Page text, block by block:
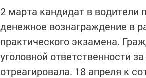
2 марта кандидат в водители
денежное вознаграждение в
практического экзамена.
уголовной ответственности
отреагировала. 18 апреля к